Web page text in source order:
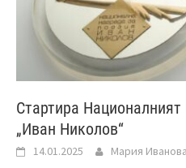
Стартира Националният
„Иван Николов“
14.01.2025 Мария Иванова